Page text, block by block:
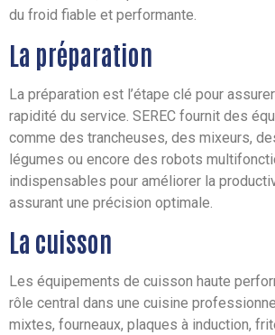
du froid fiable et performante.
La préparation
La préparation est l’étape clé pour
rapidité du service. SEREC fournit des
comme des trancheuses, des mixeurs,
légumes ou encore des robots
indispensables pour améliorer la
assurant une précision optimale.
La cuisson
Les équipements de cuisson haute
rôle central dans une cuisine
mixtes, fourneaux, plaques à induction,